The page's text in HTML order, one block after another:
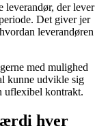
leverandør, der lever
Det giver jer
leverandøren
med mulighed
kunne udvikle sig
uflexibel kontrakt.
hver